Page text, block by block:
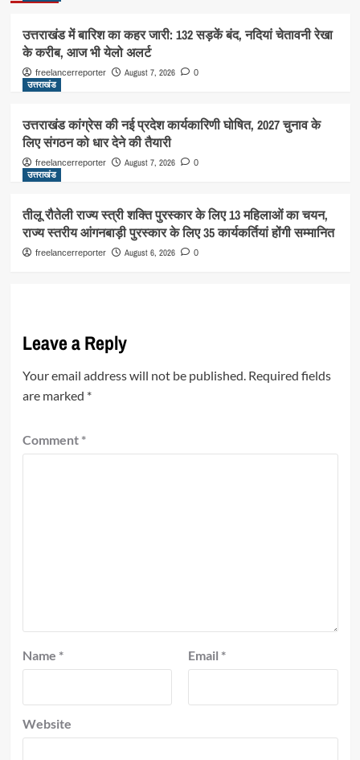
उत्तराखंड में बारिश का कहर जारी: 132 सड़कें बंद, नदियां चेतावनी रेखा
के करीब, आज भी येलो अलर्ट
freelancerreporter August 7, 2026 0
उत्तराखंड
उत्तराखंड कांग्रेस की नई प्रदेश कार्यकारिणी घोषित, 2027 चुनाव के
लिए संगठन को धार देने की तैयारी
freelancerreporter August 7, 2026 0
उत्तराखंड
तीलू रौतेली राज्य स्त्री शक्ति पुरस्कार के लिए 13 महिलाओं का चयन,
राज्य स्तरीय आंगनबाड़ी पुरस्कार के लिए 35 कार्यकर्तियां होंगी सम्मानित
freelancerreporter August 6, 2026 0
Leave a Reply
Your email address will not be published. Required fields
are marked *
Comment *
Name * Email *
Website